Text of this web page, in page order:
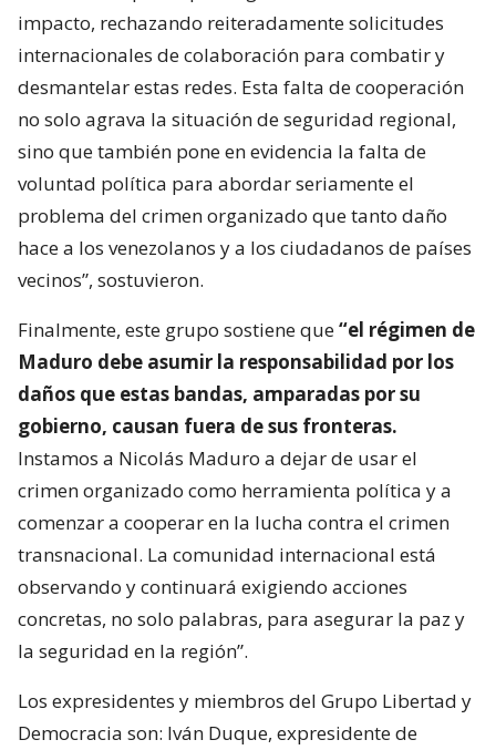
impacto, rechazando reiteradamente solicitudes
internacionales de colaboración para combatir y
desmantelar estas redes. Esta falta de cooperación
no solo agrava la situación de seguridad regional,
sino que también pone en evidencia la falta de
voluntad política para abordar seriamente el
problema del crimen organizado que tanto daño
hace a los venezolanos y a los ciudadanos de países
vecinos”, sostuvieron.
Finalmente, este grupo sostiene que“el régimen de
Maduro debe asumir la responsabilidad por los
daños que estas bandas, amparadas por su
gobierno, causan fuera de sus fronteras.
Instamos a Nicolás Maduro a dejar de usar el
crimen organizado como herramienta política y a
comenzar a cooperar en la lucha contra el crimen
transnacional. La comunidad internacional está
observando y continuará exigiendo acciones
concretas, no solo palabras, para asegurar la paz y
la seguridad en la región”.
Los expresidentes y miembros del Grupo Libertad y
Democracia son: Iván Duque, expresidente de